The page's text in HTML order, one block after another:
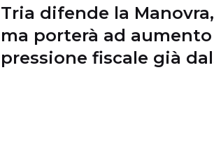
Tria difende la Manovra,
ma porterà ad aumento
pressione fiscale già dal